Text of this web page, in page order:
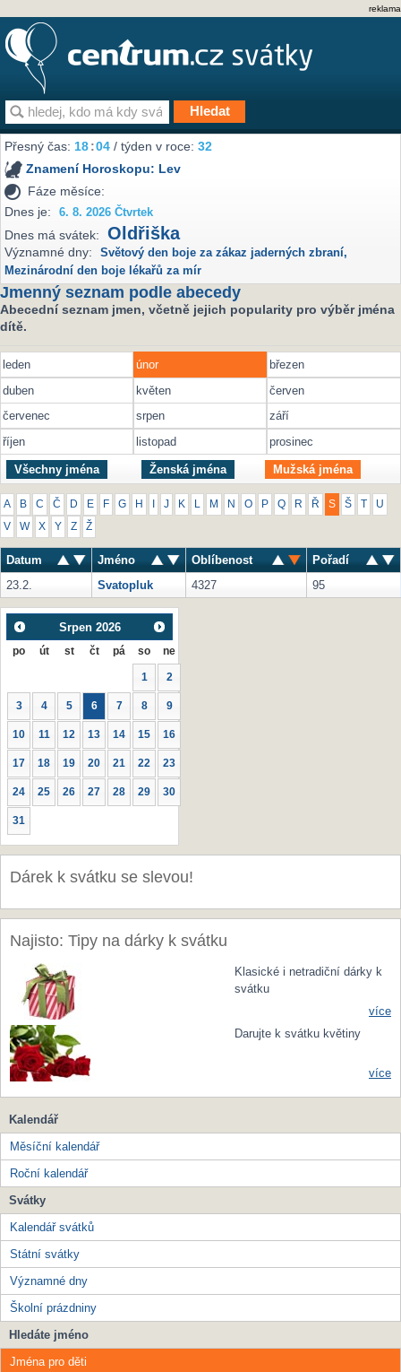
reklama
Přesný čas:18:04 / týden v roce:32
Znamení Horoskopu: Lev
Fáze měsíce:
Dnes je:
6. 8. 2026 Čtvrtek
Dnes má svátek: Oldřiška
Významné dny: Světový den boje za zákaz jaderných zbraní,
Mezinárodní den boje lékařů za mír
Jmenný seznam podle abecedy
Abecední seznam jmen, včetně jejich popularity pro výběr jména
dítě.
leden únor
březen
duben
květen
červen
červenec
srpen
září
říjen
listopad prosinec
Všechny jména Ženská jména Mužská jména
A B C Č D E F G H J K M N O P Q R Ř S Š U
V W X Y Z Ž
Datum Jméno Oblíbenost
Pořadí
23.2.
Svatopluk 4327 95
Srpen 2026
po út st čt pá so ne
1 2
3 4 5 6 7 8 9
10 11 12 13 14 15 16
17 18 19 20 21 22 23
24 25 26 27 28 29 30
31
Dárek k svátku se slevou!
Najisto: Tipy na dárky k svátku
Klasické i netradiční dárky k
svátku
více
Darujte k svátku květiny
více
Kalendář
Měsíční kalendář
Roční kalendář
Svátky
Kalendář svátků
Státní svátky
Významné dny
Školní prázdniny
Hledáte jméno
Jména pro děti